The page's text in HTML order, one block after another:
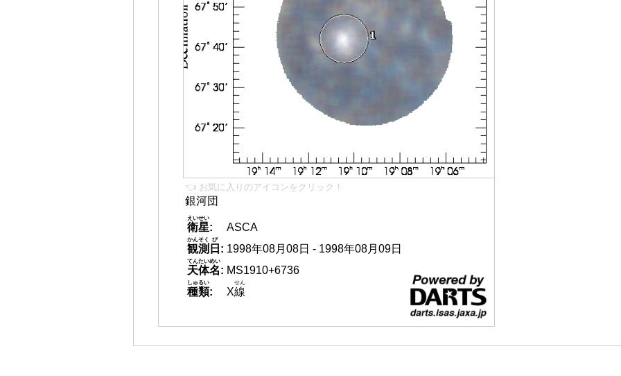
👈 お気に入りのアイコンをクリック！
銀河団
衛星
えいせい
:
ASCA
観測
かんそく
日
び
: 1998年08月08日 - 1998年08月09日
天体名
てんたいめい
: MS1910+6736
種類
しゅるい
: X線
せん